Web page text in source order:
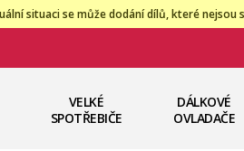
situaci se může dodání dílů, které
VELKÉ
SPOTŘEBIČE
DÁLKOVÉ
OVLADAČE